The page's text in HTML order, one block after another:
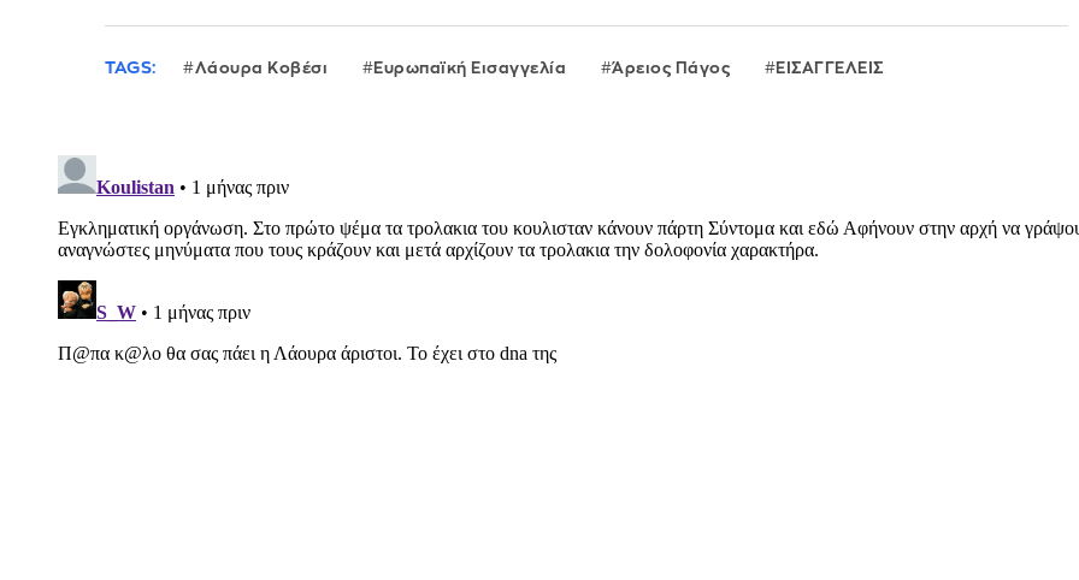
TAGS: Λάουρα Κοβέσι Ευρωπαϊκή Εισαγγελία Άρειος Πάγος ΕΙΣΑΓΓΕΛΕΙΣ